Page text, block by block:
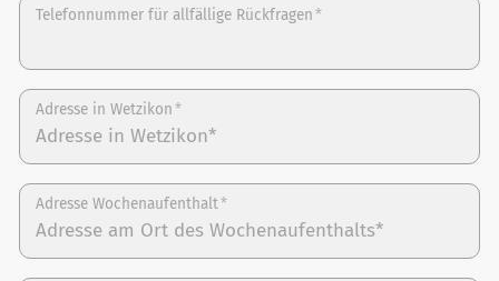
Telefonnummer für allfällige Rückfragen*
Adresse in Wetzikon*
Adresse Wochenaufenthalt*